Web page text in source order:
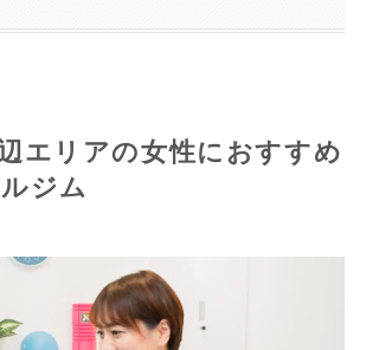
エリアの女性におすすめ
ジム